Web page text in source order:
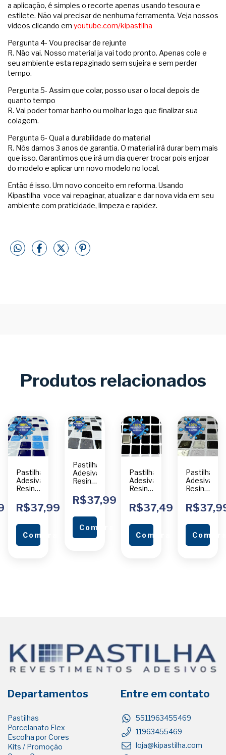
a aplicação, é simples o recorte apenas usando tesoura e
estilete. Não vai precisar de nenhuma ferramenta. Veja nossos
videos clicando em youtube.com/kipastilha
Pergunta 4- Vou precisar de rejunte
R. Não vai. Nosso material ja vai todo pronto. Apenas cole e
seu ambiente esta repaginado sem sujeira e sem perder
tempo.
Pergunta 5- Assim que colar, posso usar o local depois de
quanto tempo
R. Vai poder tomar banho ou molhar logo que finalizar sua
colagem.
Pergunta 6- Qual a durabilidade do material
R. Nós damos 3 anos de garantia. O material irá durar bem mais
que isso. Garantimos que irá um dia querer trocar pois enjoar
do modelo e aplicar um novo modelo no local.
Então é isso. Um novo conceito em reforma. Usando
Kipastilha voce vai repaginar, atualizar e dar nova vida em seu
ambiente com praticidade, limpeza e rapidez.
Produtos relacionados
Pastilha
Adesiva
Resinada
M054
Unidade
R$37,99
Comprar
Pastilha
Adesiva
Resinada
M055
Unidade
R$37,99
Comprar
Pastilha
Adesiva
Resinada
M066
Unidade
R$37,49
Comprar
Pastilha
Adesiva
Resinada
M286
Unidade
Departamentos
Pastilhas
Porcelanato Flex
Escolha por Cores
Kits / Promoção
Entre em contato
5511963455469
11963455469
loja@kipastilha.com